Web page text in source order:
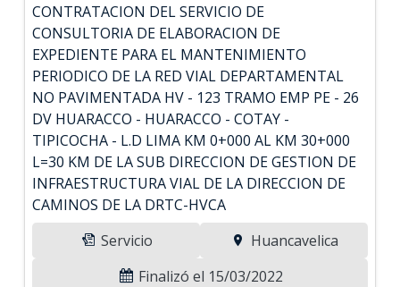
CONTRATACION DEL SERVICIO DE
CONSULTORIA DE ELABORACION DE
EXPEDIENTE PARA EL MANTENIMIENTO
PERIODICO DE LA RED VIAL DEPARTAMENTAL
NO PAVIMENTADA HV - 123 TRAMO EMP PE - 26
DV HUARACCO - HUARACCO - COTAY -
TIPICOCHA - L.D LIMA KM 0+000 AL KM 30+000
L=30 KM DE LA SUB DIRECCION DE GESTION DE
INFRAESTRUCTURA VIAL DE LA DIRECCION DE
CAMINOS DE LA DRTC-HVCA
Servicio
Huancavelica
Finalizó el 15/03/2022